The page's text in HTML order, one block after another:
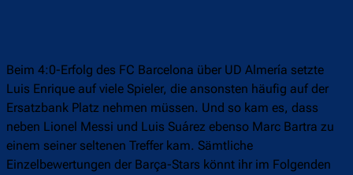
Beim 4:0-Erfolg des FC Barcelona über UD Almería setzte
Luis Enrique auf viele Spieler, die ansonsten häufig auf der
Ersatzbank Platz nehmen müssen. Und so kam es, dass
neben Lionel Messi und Luis Suárez ebenso Marc Bartra zu
einem seiner seltenen Treffer kam. Sämtliche
Einzelbewertungen der Barça-Stars könnt ihr im Folgenden